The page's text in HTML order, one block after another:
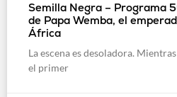
Semilla Negra – Programa
de Papa Wemba, el
África
La escena es desoladora.
el primer